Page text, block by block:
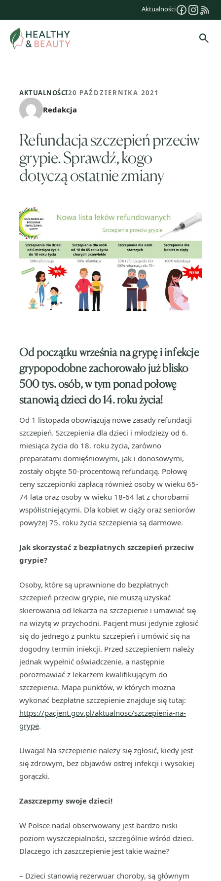
treści
Aktualności
AKTUALNOŚCI20 PAŹDZIERNIKA 2021
Redakcja
Refundacja szczepień przeciw
grypie. Sprawdź, kogo
dotyczą ostatnie zmiany
Od początku września na grypę i infekcje
grypopodobne zachorowało już blisko
500 tys. osób, w tym ponad połowę
stanowią dzieci do 14. roku życia!
Od 1 listopada obowiązują nowe zasady refundacji
szczepień. Szczepienia dla dzieci i młodzieży od 6.
miesiąca życia do 18. roku życia, zarówno
preparatami domięśniowymi, jak i donosowymi,
zostały objęte 50-procentową refundacją. Połowę
ceny szczepionki zapłacą również osoby w wieku 65-
74 lata oraz osoby w wieku 18-64 lat z chorobami
współistniejącymi. Dla kobiet w ciąży oraz seniorów
powyżej 75. roku życia szczepienia są darmowe.
Jak skorzystać z bezpłatnych szczepień przeciw
grypie?
Osoby, które są uprawnione do bezpłatnych
szczepień przeciw grypie, nie muszą uzyskać
skierowania od lekarza na szczepienie i umawiać się
na wizytę w przychodni. Pacjent musi jedynie zgłosić
się do jednego z punktu szczepień i umówić się na
dogodny termin iniekcji. Przed szczepieniem należy
jednak wypełnić oświadczenie, a następnie
porozmawiać z lekarzem kwalifikującym do
szczepienia. Mapa punktów, w których można
wykonać bezpłatne szczepienie znajduje się tutaj:
https://pacjent.gov.pl/aktualnosc/szczepienia-na-
grype.
Uwaga! Na szczepienie należy się zgłosić, kiedy jest
się zdrowym, bez objawów ostrej infekcji i wysokiej
gorączki.
Zaszczepmy swoje dzieci!
W Polsce nadal obserwowany jest bardzo niski
poziom wyszczepialności, szczególnie wśród dzieci.
Dlaczego ich zaszczepienie jest takie ważne?
– Dzieci stanowią rezerwuar choroby, są głównym